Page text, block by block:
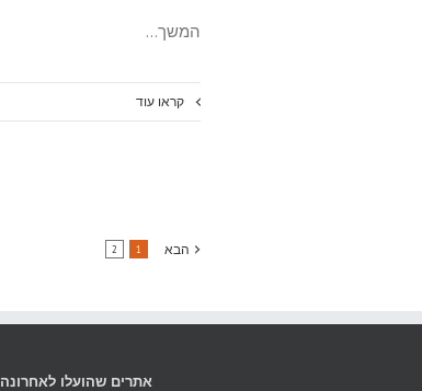
המשך…
קראו עוד
1
2 הבא
אתרים שהועלו לאחרונה